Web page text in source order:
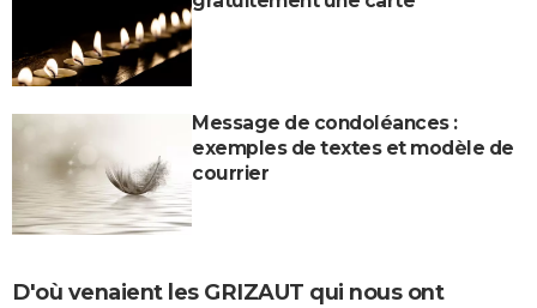
Message de condoléances :
exemples de textes et modèle de
courrier
D'où venaient les GRIZAUT qui nous ont